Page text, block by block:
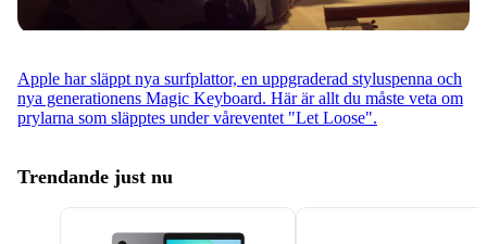
Apple har släppt nya surfplattor, en uppgraderad styluspenna och
nya generationens Magic Keyboard. Här är allt du måste veta om
prylarna som släpptes under våreventet "Let Loose".
Trendande just nu